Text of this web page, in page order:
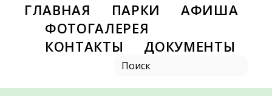
ГЛАВНАЯ ПАРКИ
АФИША
ФОТОГАЛЕРЕЯ
КОНТАКТЫ
ДОКУМЕНТЫ